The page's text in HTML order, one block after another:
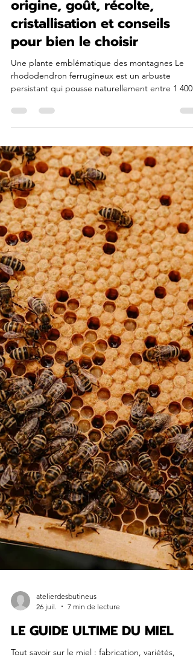
Miel de rhododendron :
origine, goût, récolte,
cristallisation et conseils
pour bien le choisir
Une plante emblématique des montagnes Le
persistant qui pousse naturellement entre 1 400
2 500 mètres d'altitude. Il apprécie les sols acides
semaines, les versants des Pyrénées et des Alpes
se couvrent d'une floraison spectaculaire qui
de nombreux pollinisateurs. Pour les abeilles,
cette période représente une ressource
en nectar, mais elle reste très dépendante de la
mét
26 juil.
7 min de lecture